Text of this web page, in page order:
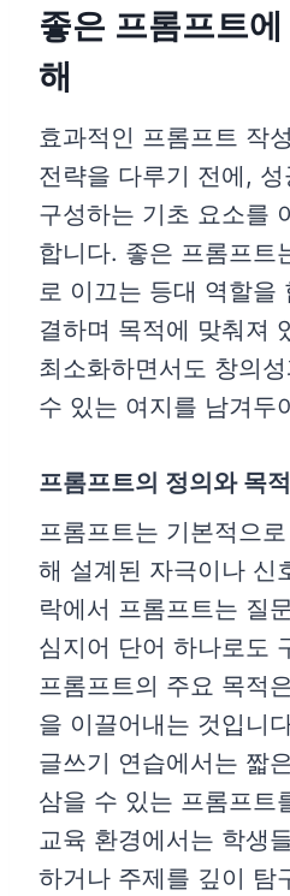
좋은 프롬프트
해
효과적인 프롬프트 작
전략을 다루기 전에,
구성하는 기초 요소를
합니다. 좋은 프롬프트
로 이끄는 등대 역할을
결하며 목적에 맞춰져
최소화하면서도 창의
수 있는 여지를 남겨두
프롬프트의 정의와 목적
프롬프트는 기본적으
해 설계된 자극이나 신
락에서 프롬프트는 질
심지어 단어 하나로도
프롬프트의 주요 목적
을 이끌어내는 것입니
글쓰기 연습에서는 짧
삼을 수 있는 프롬프트
교육 환경에서는 학생
하거나 주제를 깊이 탐